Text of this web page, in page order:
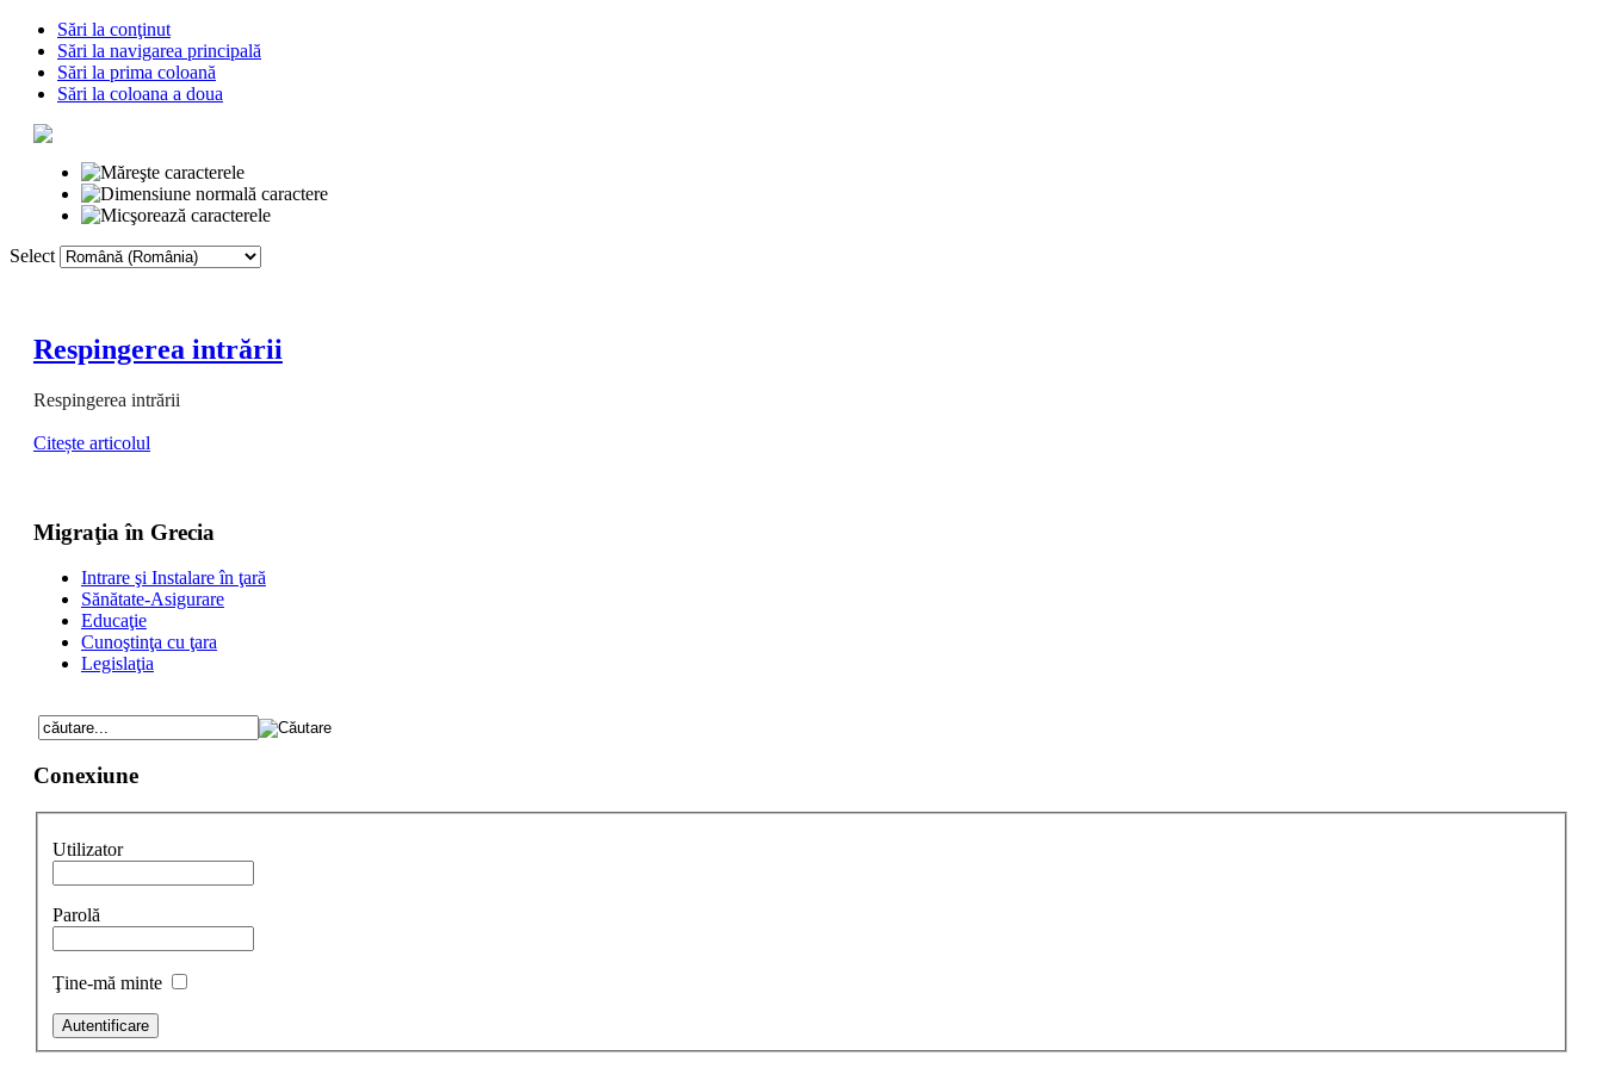
Sări la conţinut
Sări la navigarea principală
Sări la prima coloană
Sări la coloana a doua
Select
Respingerea intrării
Respingerea intrării
Citește articolul
Migraţia în Grecia
Intrare şi Instalare în ţară
Sănătate-Asigurare
Educaţie
Cunoştinţa cu ţara
Legislaţia
Conexiune
Utilizator
Parolă
Ţine-mă minte